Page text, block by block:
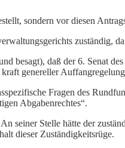
sondern vor diesen
zuständig,
besagt), daß der 6. Senat
genereller
Fragen des
Abgabenrechtes“.
Stelle hätte der
dieser Zuständigkeitsrüge.